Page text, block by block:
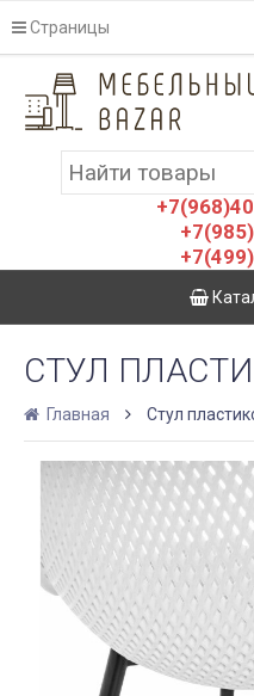
Страницы
СТУЛ
Главная Стул